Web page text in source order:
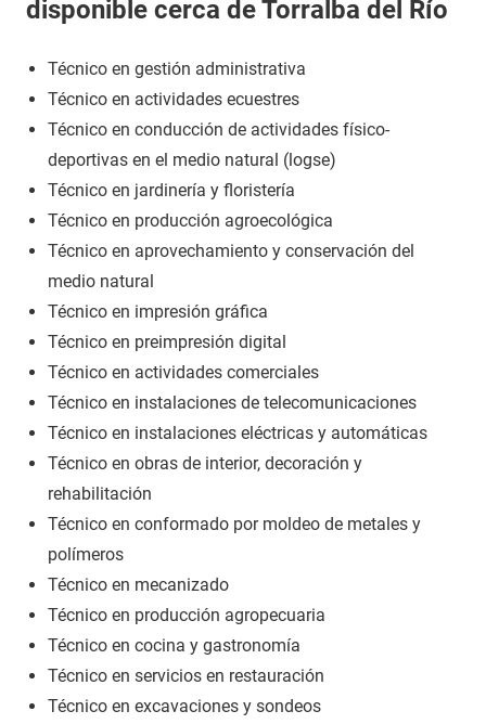
disponible cerca de Torralba del Río
Técnico en gestión administrativa
Técnico en actividades ecuestres
Técnico en conducción de actividades físico-
deportivas en el medio natural (logse)
Técnico en jardinería y floristería
Técnico en producción agroecológica
Técnico en aprovechamiento y conservación del
medio natural
Técnico en impresión gráfica
Técnico en preimpresión digital
Técnico en actividades comerciales
Técnico en instalaciones de telecomunicaciones
Técnico en instalaciones eléctricas y automáticas
Técnico en obras de interior, decoración y
rehabilitación
Técnico en conformado por moldeo de metales y
polímeros
Técnico en mecanizado
Técnico en producción agropecuaria
Técnico en cocina y gastronomía
Técnico en servicios en restauración
Técnico en excavaciones y sondeos